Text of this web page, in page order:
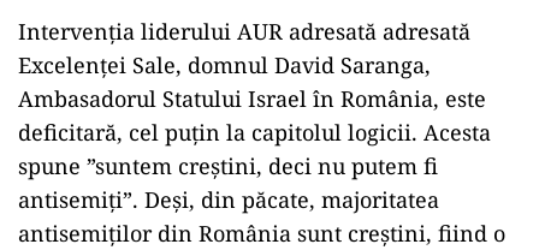
Intervenția liderului AUR adresată adresată
Excelenței Sale, domnul David Saranga,
Ambasadorul Statului Israel în România, este
deficitară, cel puțin la capitolul logicii. Acesta
spune ”suntem creștini, deci nu putem fi
antisemiți”. Deși, din păcate, majoritatea
antisemiților din România sunt creștini, fiind o